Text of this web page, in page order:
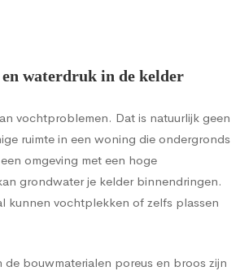
waterdruk in de kelder
vochtproblemen. Dat is natuurlijk geen
ruimte in een woning die ondergronds
omgeving met een hoge
grondwater je kelder binnendringen.
kunnen vochtplekken of zelfs plassen
de bouwmaterialen poreus en broos zijn